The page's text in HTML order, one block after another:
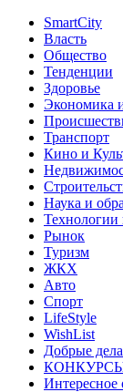
SmartCity
Власть
Общество
Тенденции
Здоровье
Экономика
Транспорт
Кино и
Наука и
Технологии
Рынок
Туризм
ЖКХ
Авто
Спорт
LifeStyle
WishList
Добрые дела
Интересное